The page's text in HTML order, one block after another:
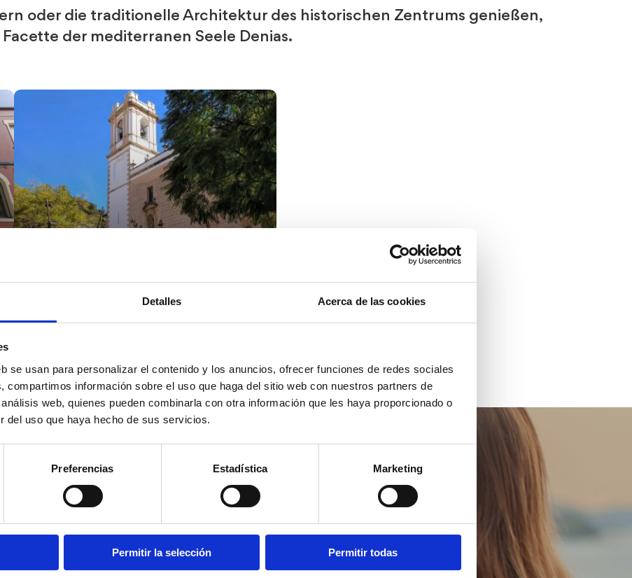
Detalles Acerca de las cookies
se usan para personalizar el contenido y los anuncios, ofrecer funciones de redes sociales
compartimos información sobre el uso que haga del sitio web con nuestros partners de
web, quienes pueden combinarla con otra información que les haya proporcionado o
del uso que haya hecho de sus servicios.
Preferencias Estadística Marketing
Permitir la selección Permitir todas
oder die traditionelle Architektur des historischen Zentrums genießen,
der mediterranen Seele Denias.
monumentale Routen